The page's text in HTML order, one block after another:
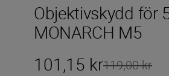
Objektivskydd för
MONARCH M5
101,15 kr119,00 kr